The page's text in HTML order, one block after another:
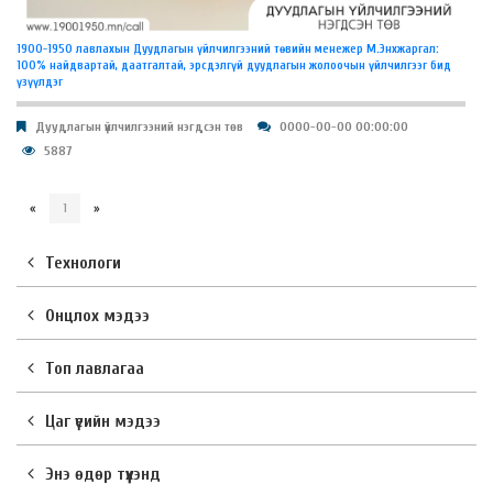
​1900-1950 лавлахын Дуудлагын үйлчилгээний төвийн менежер М.Энхжаргал:
100% найдвартай, даатгалтай, эрсдэлгүй дуудлагын жолоочын үйлчилгээг бид
үзүүлдэг
Дуудлагын үйлчилгээний нэгдсэн төв
0000-00-00 00:00:00
5887
« 1 »
Технологи
Онцлох мэдээ
Топ лавлагаа
Цаг үеийн мэдээ
Энэ өдөр түүхэнд